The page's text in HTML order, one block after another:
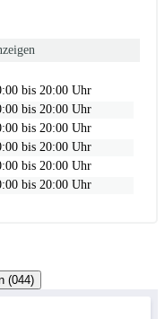
bis 20:00 Uhr
bis 20:00 Uhr
bis 20:00 Uhr
bis 20:00 Uhr
bis 20:00 Uhr
bis 20:00 Uhr
(044)